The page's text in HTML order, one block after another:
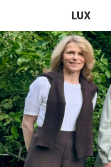
LUX